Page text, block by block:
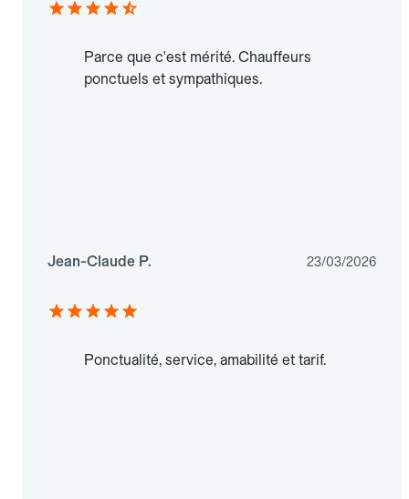
Parce que c'est mérité. Chauffeurs
ponctuels et sympathiques.
Jean-Claude P. 23/03/2026
Ponctualité, service, amabilité et tarif.